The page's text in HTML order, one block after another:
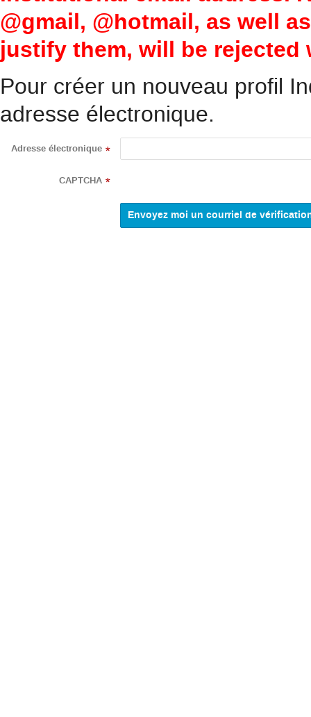
@gmail, @hotmail, as well
justify them, will be
Pour créer un nouveau profil
adresse électronique.
Adresse électronique *
CAPTCHA *